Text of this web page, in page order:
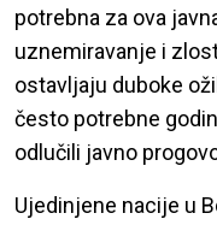
potrebna za ova
uznemiravanje i
ostavljaju duboke
često potrebne
odlučili javno
Ujedinjene nacije u